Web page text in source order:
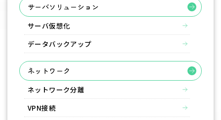
サーバソリューション
サーバ仮想化
データバックアップ
ネットワーク
ネットワーク分離
VPN接続